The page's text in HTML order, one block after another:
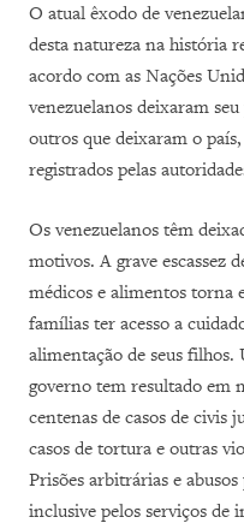
O atual êxodo de
desta natureza na história
acordo com as Nações
venezuelanos deixaram
outros que deixaram o
registrados pelas
Os venezuelanos têm
motivos. A grave escassez
médicos e alimentos torna
famílias ter acesso a
alimentação de seus filhos.
governo tem resultado em
centenas de casos de civis
casos de tortura e outras
Prisões arbitrárias e
inclusive pelos serviços de